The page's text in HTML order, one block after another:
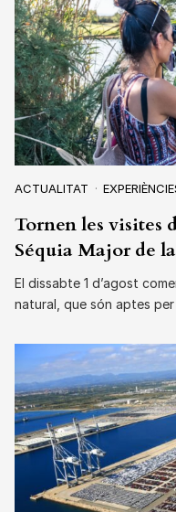
ACTUALITAT
Tornen les visites
Séquia Major de
El dissabte 1 d’agost
natural, que són aptes